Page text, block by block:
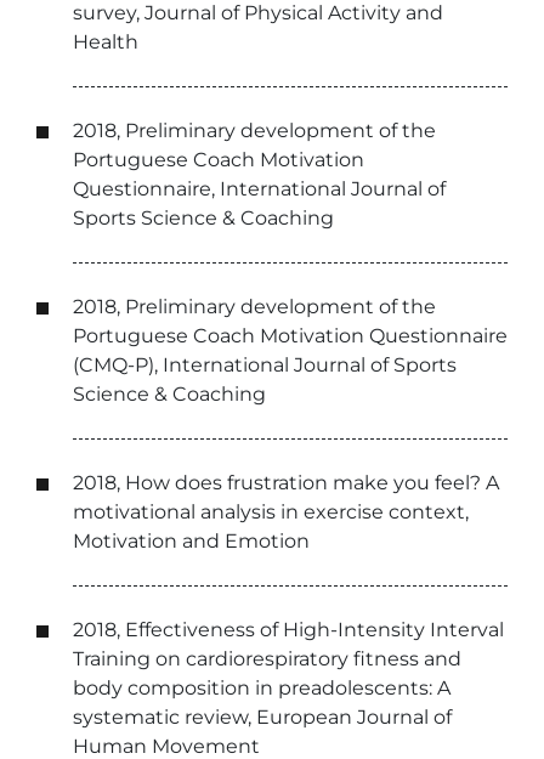
survey, Journal of Physical Activity and
Health
2018, Preliminary development of the
Portuguese Coach Motivation
Questionnaire, International Journal of
Sports Science & Coaching
2018, Preliminary development of the
Portuguese Coach Motivation Questionnaire
(CMQ-P), International Journal of Sports
Science & Coaching
2018, How does frustration make you feel? A
motivational analysis in exercise context,
Motivation and Emotion
2018, Effectiveness of High-Intensity Interval
Training on cardiorespiratory fitness and
body composition in preadolescents: A
systematic review, European Journal of
Human Movement